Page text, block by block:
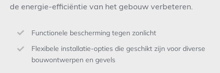
de energie-efficiëntie van het gebouw verbeteren.
Functionele bescherming tegen zonlicht
Flexibele installatie-opties die geschikt zijn voor diverse
bouwontwerpen en gevels